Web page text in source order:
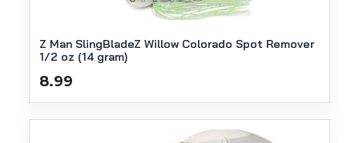
Z Man SlingBladeZ Willow Colorado Spot Remover
1/2 oz (14 gram)
8.99